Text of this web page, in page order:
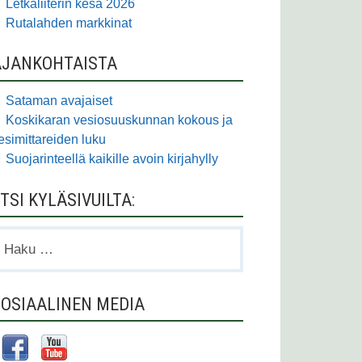
Letkaliiterin kesä 2026
Rutalahden markkinat
Sataman avajaiset
Koskikaran vesiosuuskunnan kokous ja
luku
Suojarinteellä kaikille avoin kirjahylly
KYLÄSIVUILTA:
MEDIA